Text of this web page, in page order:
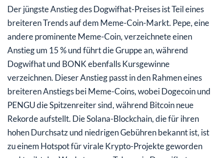
Der jüngste Anstieg des Dogwifhat-Preises ist Teil eines
breiteren Trends auf dem Meme-Coin-Markt. Pepe, eine
andere prominente Meme-Coin, verzeichnete einen
Anstieg um 15 % und führt die Gruppe an, während
Dogwifhat und BONK ebenfalls Kursgewinne
verzeichnen. Dieser Anstieg passt in den Rahmen eines
breiteren Anstiegs bei Meme-Coins, wobei Dogecoin und
PENGU die Spitzenreiter sind, während Bitcoin neue
Rekorde aufstellt. Die Solana-Blockchain, die für ihren
hohen Durchsatz und niedrigen Gebühren bekannt ist, ist
zu einem Hotspot für virale Krypto-Projekte geworden